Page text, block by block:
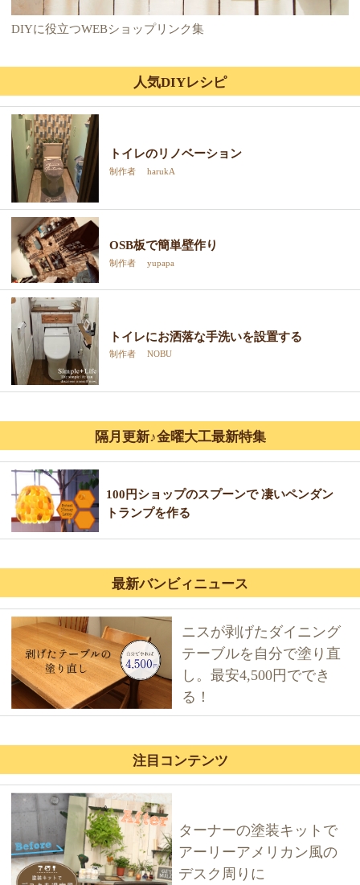
DIYに役立つWEBショップリンク集
人気DIYレシピ
トイレのリノベーション
制作者 harukA
OSB板で簡単壁作り
制作者 yupapa
トイレにお洒落な手洗いを設置する
制作者 NOBU
隔月更新♪金曜大工最新特集
100円ショップのスプーンで 凄いペンダン
トランプを作る
最新バンビィニュース
ニスが剥げたダイニング
テーブルを自分で塗り直
し。最安4,500円ででき
る！
注目コンテンツ
ターナーの塗装キットで
アーリーアメリカン風の
デスク周りに